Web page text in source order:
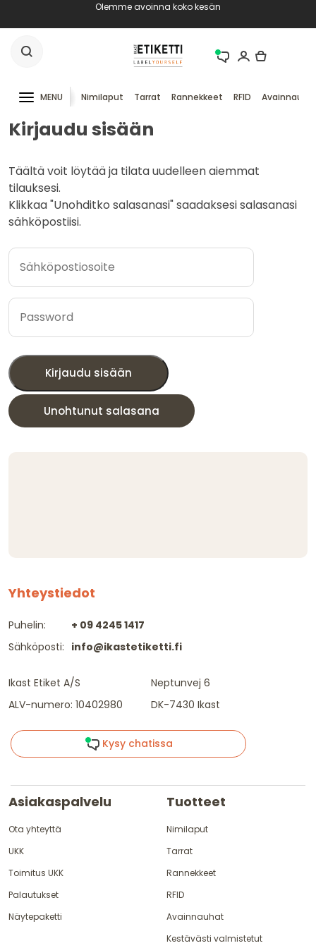
Olemme avoinna koko kesän
MENU Nimilaput Tarrat Rannekkeet RFID
Kirjaudu sisään
Täältä voit löytää ja tilata uudelleen aiemmat
tilauksesi.
Klikkaa "Unohditko salasanasi" saadaksesi salasanasi
sähköpostiisi.
Kirjaudu sisään
Unohtunut salasana
Yhteystiedot
Puhelin:
Sähköposti:
+ 09 4245 1417
info@ikastetiketti.fi
Ikast Etiket A/S
ALV-numero: 10402980
Neptunvej 6
DK-7430 Ikast
Kysy chatissa
Asiakaspalvelu
Ota yhteyttä
UKK
Toimitus UKK
Palautukset
Näytepaketti
Tuotteet
Nimilaput
Tarrat
Rannekkeet
RFID
Avainnauhat
Kestävästi valmistetut